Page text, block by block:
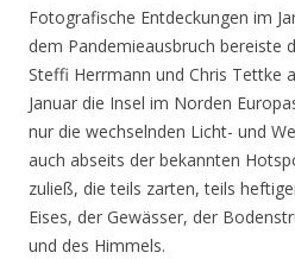
Fotografische Entdeckungen im
dem Pandemieausbruch bereiste
Steffi Herrmann und Chris Tettke
Januar die Insel im Norden
nur die wechselnden Licht- und
auch abseits der bekannten
zuließ, die teils zarten, teils
Eises, der Gewässer, der
und des Himmels.